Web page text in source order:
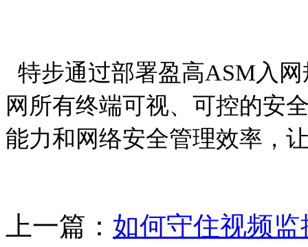
特步通过部署盈高ASM入
网所有终端可视、可控的安
能力和网络安全管理效率，
上一篇： 如何守住视频